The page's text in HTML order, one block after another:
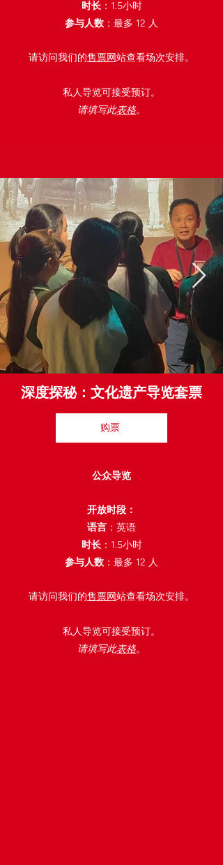
时长：1.5小时
参与人数 ：最多 12 人
​请访问我们的售票网站查看场次安排。
私人导览可接受预订。
请填写此表格。
深度探秘：文化遗产导览套票
购票
公众导览
开放时段：
语言 ：英语
时长：1.5小时
参与人数 ：最多 12 人
​请访问我们的售票网站查看场次安排。
私人导览可接受预订。
请填写此表格。